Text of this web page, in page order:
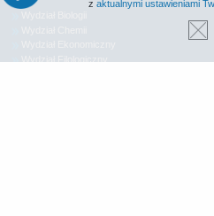
z aktualnymi ustawieniami